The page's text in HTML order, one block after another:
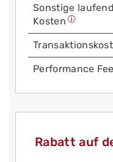
Sonstige
Kosten
Performance Fee
Rabatt auf